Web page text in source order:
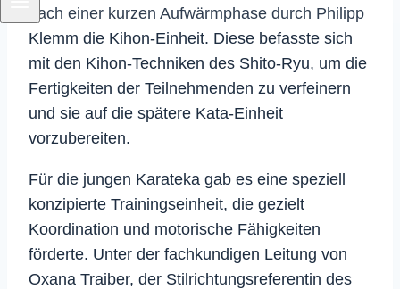
nach einer kurzen Aufwärmphase durch Philipp
Klemm die Kihon-Einheit. Diese befasste sich
mit den Kihon-Techniken des Shito-Ryu, um die
Fertigkeiten der Teilnehmenden zu verfeinern
und sie auf die spätere Kata-Einheit
vorzubereiten.
Für die jungen Karateka gab es eine speziell
konzipierte Trainingseinheit, die gezielt
Koordination und motorische Fähigkeiten
förderte. Unter der fachkundigen Leitung von
Oxana Traiber, der Stilrichtungsreferentin des